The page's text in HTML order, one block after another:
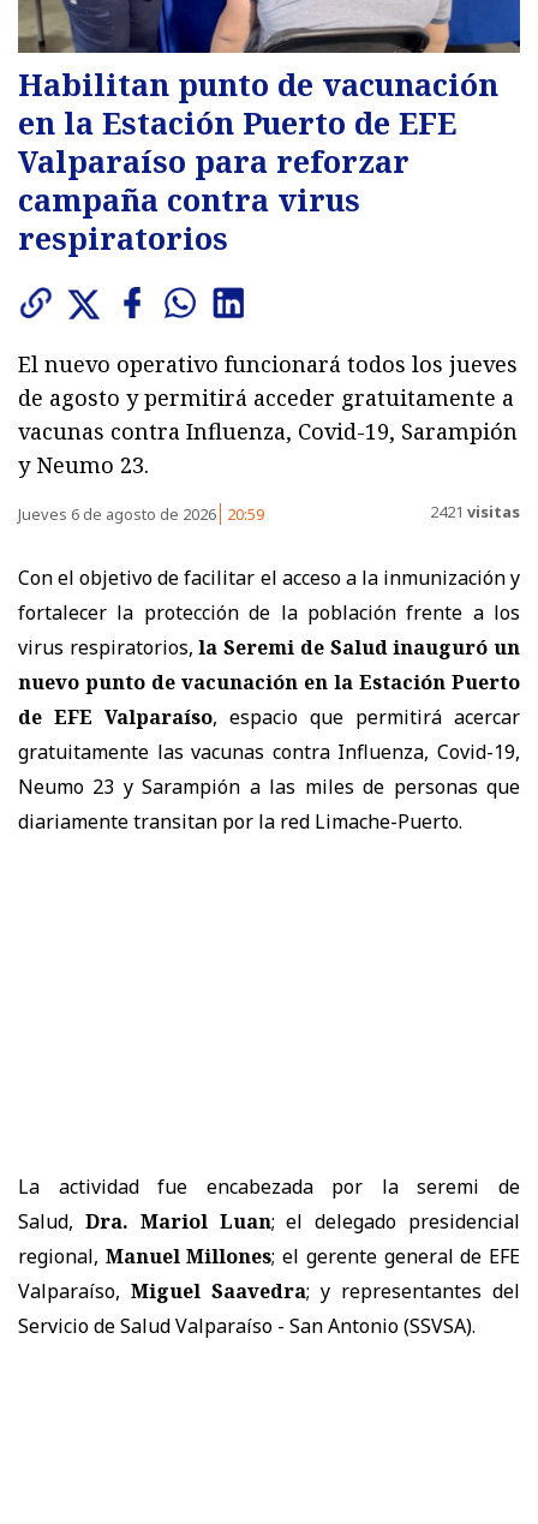
Habilitan punto de vacunación
en la Estación Puerto de EFE
Valparaíso para reforzar
campaña contra virus
respiratorios
El nuevo operativo funcionará todos los jueves
de agosto y permitirá acceder gratuitamente a
vacunas contra Influenza, Covid-19, Sarampión
y Neumo 23.
Jueves 6 de agosto de 2026 20:59 2421 visitas
Con el objetivo de facilitar el acceso a la inmunización y
fortalecer la protección de la población frente a los
virus respiratorios, la Seremi de Salud inauguró un
nuevo punto de vacunación en la Estación Puerto
de EFE Valparaíso, espacio que permitirá acercar
gratuitamente las vacunas contra Influenza, Covid-19,
Neumo 23 y Sarampión a las miles de personas que
diariamente transitan por la red Limache-Puerto.
La actividad fue encabezada por la seremi de
Salud, Dra. Mariol Luan; el delegado presidencial
regional, Manuel Millones; el gerente general de EFE
Valparaíso, Miguel Saavedra; y representantes del
Servicio de Salud Valparaíso - San Antonio (SSVSA).